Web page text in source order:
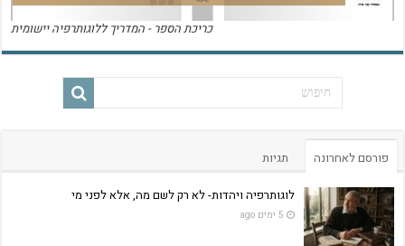
כריכת הספר - המדריך ללוגותרפיה יישומית
פורסם לאחרונה תגיות
לוגותרפיה ויהדות- לא רק לשם מה, אלא לפני מי
5 ימים ago